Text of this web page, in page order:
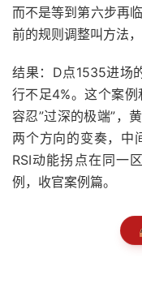
而不是等到第六步再
前的规则调整叫方法
结果：D点1535进场
行不足4%。这个案
容忍”过深的极端”，
两个方向的变奏，中
RSI动能拐点在同一
例，收官案例篇。